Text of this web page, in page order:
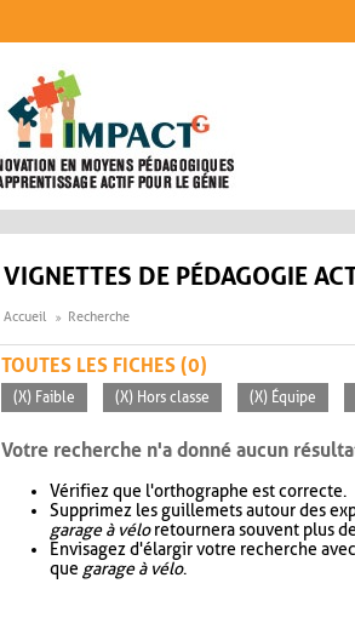
VIGNETTES DE PÉDAGOGIE
Accueil Recherche
TOUTES LES FICHES (0)
(X) Faible (X) Hors classe (X) Équipe
Votre recherche n'a donné aucun
Vérifiez que l'orthographe est correcte.
Supprimez les guillemets autour des
garage à véloretournera souvent plus
Envisagez d'élargir votre recherche avec
que garage à vélo.